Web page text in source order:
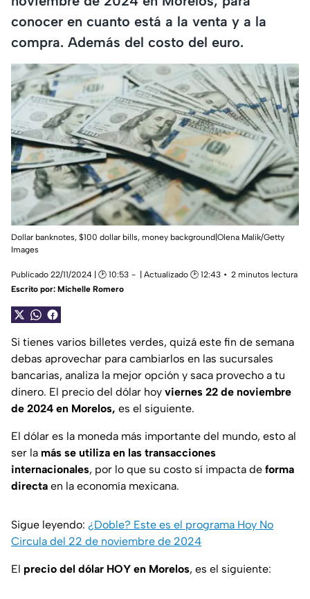
conocer en cuanto está a la venta y a la
compra. Además del costo del euro.
Dollar banknotes, $100 dollar bills, money background|Olena Malik/Getty
Images
Publicado 22/11/2024 | 🕑 10:53 | Actualizado 🕑 12:43
2 minutos lectura
Escrito por: Michelle Romero
Si tienes varios billetes verdes, quizá este fin de semana
debas aprovechar para cambiarlos en las sucursales
bancarias, analiza la mejor opción y saca provecho a tu
dinero. El precio del dólar hoy viernes 22 de noviembre
de 2024 en Morelos, es el siguiente.
El dólar es la moneda más importante del mundo, esto al
ser la más se utiliza en las transacciones
internacionales, por lo que su costo sí impacta de forma
directa en la economía mexicana.
Sigue leyendo: ¿Doble? Este es el programa Hoy No
Circula del 22 de noviembre de 2024
El precio del dólar HOY en Morelos, es el siguiente: